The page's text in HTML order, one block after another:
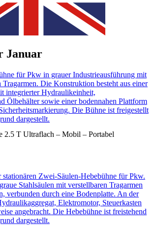
Januar
2.5 T Ultraflach – Mobil – Portabel